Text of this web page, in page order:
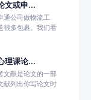
文或申...
通公司做物流工
很多包裹。我们看
理课论...
文献是论文的一部
献列出你写论文时